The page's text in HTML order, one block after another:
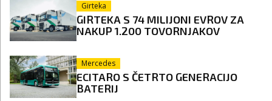
Girteka
GIRTEKA S 74 MILIJONI EVROV ZA
NAKUP 1.200 TOVORNJAKOV
Mercedes
ECITARO S ČETRTO GENERACIJO
BATERIJ